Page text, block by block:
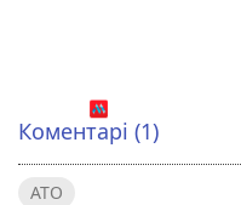
Коментарі (1)
АТО